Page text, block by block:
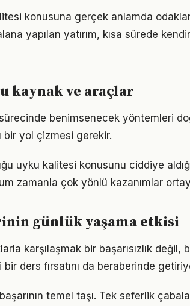
konusuna gerçek anlamda
yapılan yatırım, kısa sürede
kaynak ve araçlar
benimsenecek yöntemleri
yol çizmesi gerekir.
uyku kalitesi konusunu ciddiye
zamanla çok yönlü kazanımlar
günlük yaşama etkisi
karşılaşmak bir başarısızlık değil,
ders fırsatını da beraberinde
temel taşı. Tek seferlik